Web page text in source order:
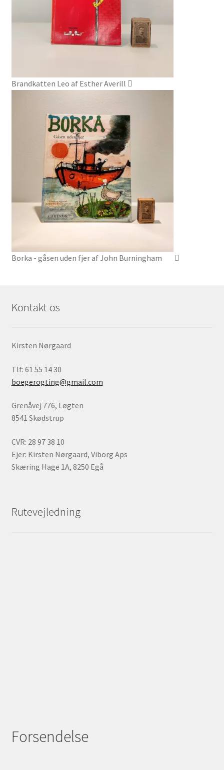
Brandkatten Leo af Esther Averill
Borka - gåsen uden fjer af John Burningham
Kontakt os
Kirsten Nørgaard
Tlf: 61 55 14 30
boegerogting@gmail.com
Grenåvej 776, Løgten
8541 Skødstrup
CVR: 28 97 38 10
Ejer: Kirsten Nørgaard, Viborg Aps
Skæring Hage 1A, 8250 Egå
Rutevejledning
Forsendelse